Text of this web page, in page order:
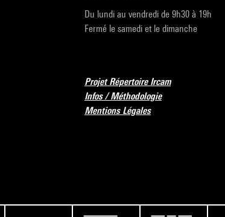
Du lundi au vendredi de 9h30 à 19h
Fermé le samedi et le dimanche
Projet Répertoire Ircam
Infos / Méthodologie
Mentions Légales